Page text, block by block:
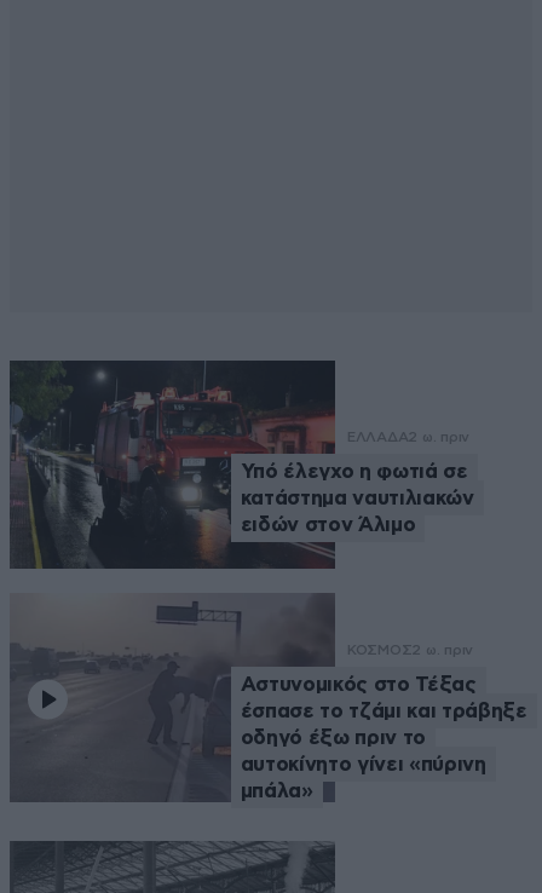
ΕΛΛΑΔΑ2 ω. πριν
Υπό έλεγχο η φωτιά σε
κατάστημα ναυτιλιακών
ειδών στον Άλιμο
ΚΟΣΜΟΣ2 ω. πριν
Αστυνομικός στο Τέξας
έσπασε το τζάμι και τράβηξε
οδηγό έξω πριν το
αυτοκίνητο γίνει «πύρινη
μπάλα»